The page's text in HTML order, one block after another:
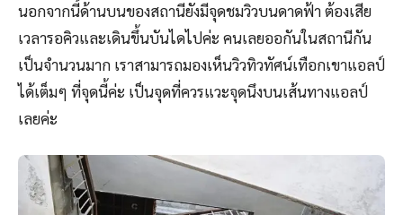
นอกจากนี้ด้านบนของสถานียังมีจุดชมวิวบนดาดฟ้า ต้องเสีย
เวลารอคิวและเดินขึ้นบันไดไปค่ะ คนเลยออกันในสถานีกัน
เป็นจำนวนมาก เราสามารถมองเห็นวิวทิวทัศน์เทือกเขาแอลป์
ได้เต็มๆ ที่จุดนี้ค่ะ เป็นจุดที่ควรแวะจุดนึงบนเส้นทางแอลป์
เลยค่ะ